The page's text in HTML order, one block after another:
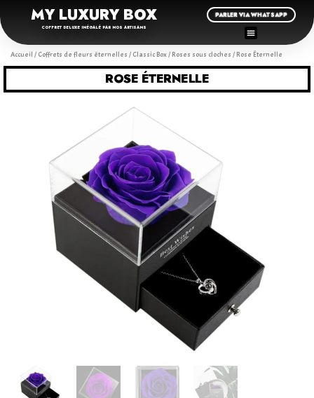
MY LUXURY BOX
COFFRET DELUXE INÉGALÉ PAR NOS ARTISANS
PARLER VIA WHATSAPP
Accueil / Coffrets de fleurs éternelles / Classic Box/ Roses sous cloches / Rose Éternelle
ROSE ÉTERNELLE